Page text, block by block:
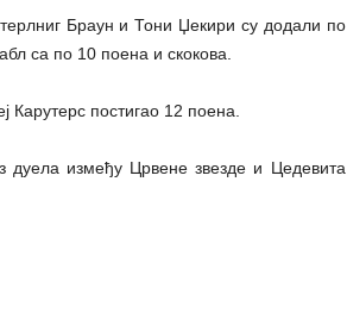
Браун и Тони Џекири су додали по
са по 10 поена и скокова.
Карутерс постигао 12 поена.
дуела између Црвене звезде и Цедевита